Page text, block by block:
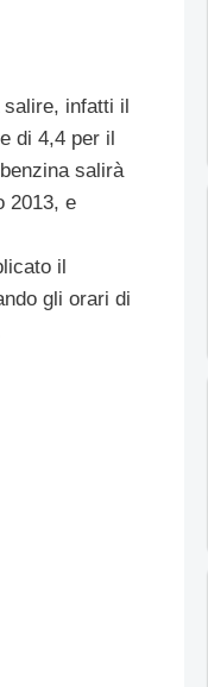
infatti il
di 4,4 per il
salirà
2013, e
il
gli orari di